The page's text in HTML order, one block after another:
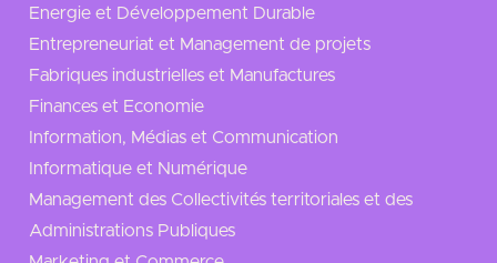
Energie et Développement Durable
Entrepreneuriat et Management de projets
Fabriques industrielles et Manufactures
Finances et Economie
Information, Médias et Communication
Informatique et Numérique
Management des Collectivités territoriales et des
Administrations Publiques